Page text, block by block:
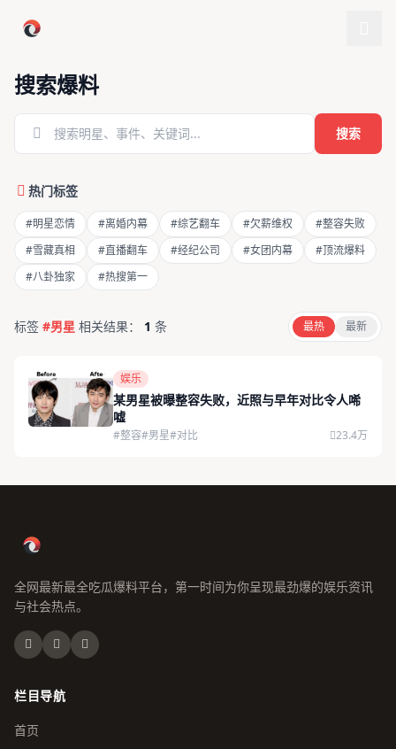
搜索爆料
搜索
热门标签
#明星恋情 #离婚内幕 #综艺翻车 #欠薪维权
#整容失败
#雪藏真相
#直播翻车 #经纪公司 #女团内幕
#顶流爆料
#八卦独家
#热搜第一
标签 #男星 相关结果： 1 条 最热 最新
娱乐
某男星被曝整容失败，近照与早年对比令人唏
嘘
#整容#男星#对比 23.4万
全网最新最全吃瓜爆料平台，第一时间为你呈现最劲爆的娱乐资讯
与社会热点。
栏目导航
首页